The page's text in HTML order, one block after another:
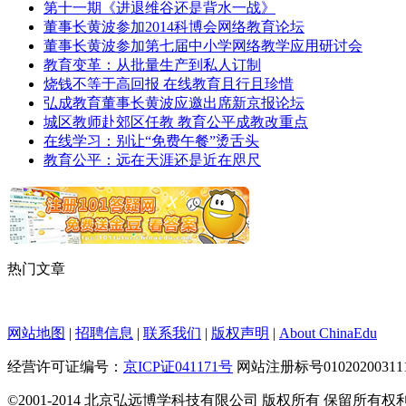
第十一期《进退维谷还是背水一战》
董事长黄波参加2014科博会网络教育论坛
董事长黄波参加第七届中小学网络教学应用研讨会
教育变革：从批量生产到私人订制
烧钱不等于高回报 在线教育且行且珍惜
弘成教育董事长黄波应邀出席新京报论坛
城区教师赴郊区任教 教育公平成教改重点
在线学习：别让“免费午餐”烫舌头
教育公平：远在天涯还是近在咫尺
热门文章
网站地图 | 招聘信息 | 联系我们 | 版权声明 | About ChinaEdu
经营许可证编号： 京ICP证041171号 网站注册标号
©2001-2014 北京弘远博学科技有限公司 版权所有 保留所有权利